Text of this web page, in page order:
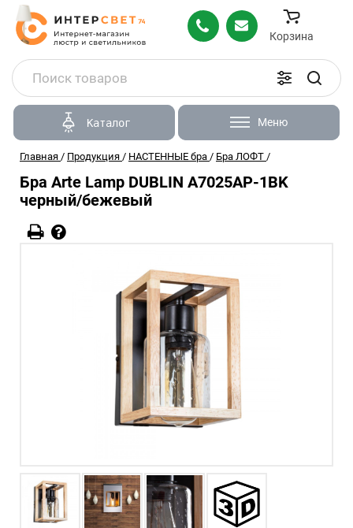
Корзина
Каталог Меню
Главная / Продукция / НАСТЕННЫЕ бра / Бра ЛОФТ /
Бра Arte Lamp DUBLIN A7025AP-1BK
черный/бежевый